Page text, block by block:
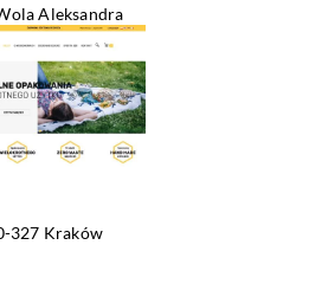
Aleksandra
327 Kraków